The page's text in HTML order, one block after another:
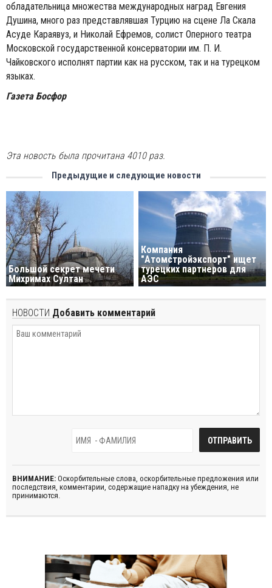
обладательница множества международных наград Евгения
Душина, много раз представлявшая Турцию на сцене Ла Скала
Асуде Караявуз, и Николай Ефремов, солист Оперного театра
Московской государственной консерватории им. П. И.
Чайковского исполнят партии как на русском, так и на турецком
языках.
Газета Босфор
Эта новость была прочитана 4010 раз.
Предыдущие и следующие новости
Большой секрет мечети
Михримах Султан
Компания
"Атомстройэкспорт" ищет
турецких партнеров для
АЭС
НОВОСТИ Добавить комментарий
ВНИМАНИЕ: Оскорбительные слова, оскорбительные предложения или
последствия, комментарии, содержащие нападку на убеждения, не
принимаются.